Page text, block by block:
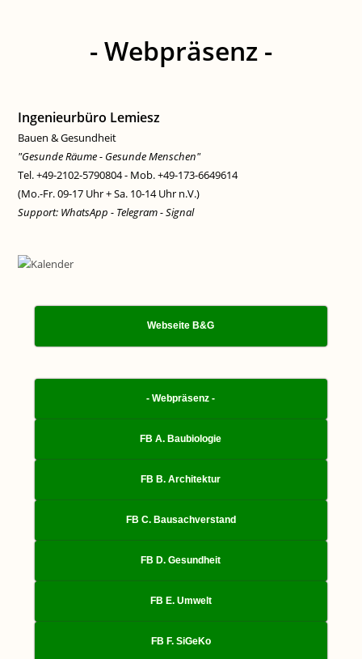
- Webpräsenz -
Ingenieurbüro Lemiesz
Bauen & Gesundheit
"Gesunde Räume - Gesunde Menschen"
Tel. +49-2102-5790804 - Mob. +49-173-6649614
(Mo.-Fr. 09-17 Uhr + Sa. 10-14 Uhr n.V.)
Support: WhatsApp - Telegram - Signal
Webseite B&G
- Webpräsenz -
FB A. Baubiologie
FB B. Architektur
FB C. Bausachverstand
FB D. Gesundheit
FB E. Umwelt
FB F. SiGeKo